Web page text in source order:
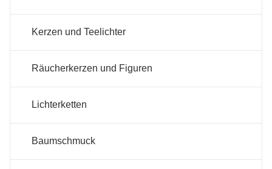
Kerzen und Teelichter
Räucherkerzen und Figuren
Lichterketten
Baumschmuck